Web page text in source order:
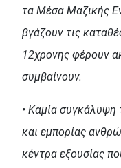
τα Μέσα Μαζικής
βγάζουν τις
12χρονης φέρουν
συμβαίνουν.
• Καμία
και εμπορίας
κέντρα εξουσίας